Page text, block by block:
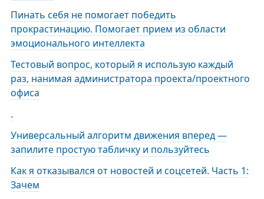
Пинать себя не помогает победить
прокрастинацию. Помогает прием из области
эмоционального интеллекта
Тестовый вопрос, который я использую каждый
раз, нанимая администратора проекта/проектного
офиса
.
Универсальный алгоритм движения вперед —
запилите простую табличку и пользуйтесь
Как я отказывался от новостей и соцсетей. Часть 1:
Зачем